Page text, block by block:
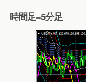
時間足=5分足